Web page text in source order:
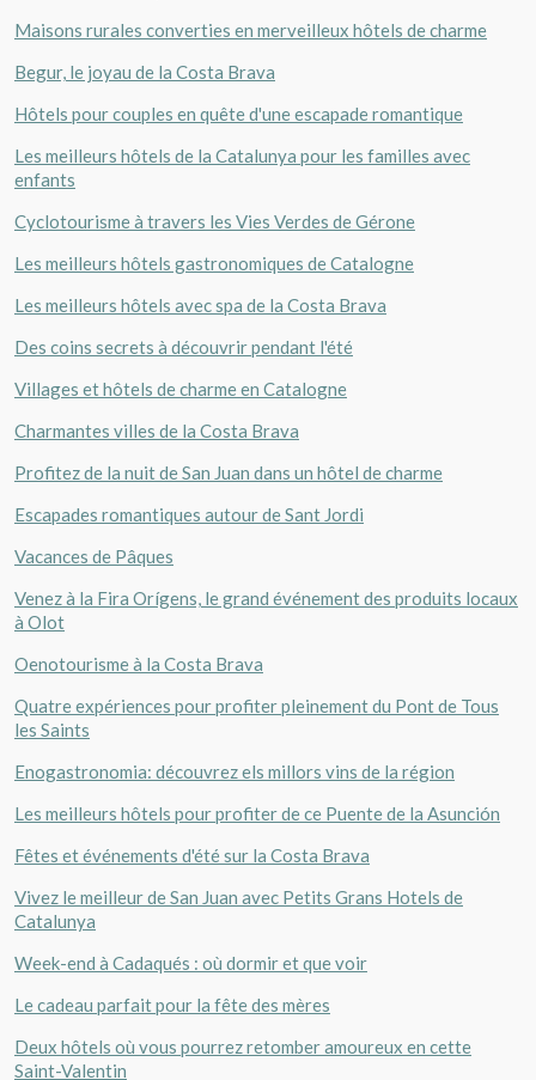
Maisons rurales converties en merveilleux hôtels de charme
Begur, le joyau de la Costa Brava
Hôtels pour couples en quête d'une escapade romantique
Les meilleurs hôtels de la Catalunya pour les familles avec
enfants
Cyclotourisme à travers les Vies Verdes de Gérone
Les meilleurs hôtels gastronomiques de Catalogne
Les meilleurs hôtels avec spa de la Costa Brava
Des coins secrets à découvrir pendant l'été
Villages et hôtels de charme en Catalogne
Charmantes villes de la Costa Brava
Profitez de la nuit de San Juan dans un hôtel de charme
Escapades romantiques autour de Sant Jordi
Vacances de Pâques
Venez à la Fira Orígens, le grand événement des produits locaux
à Olot
Oenotourisme à la Costa Brava
Quatre expériences pour profiter pleinement du Pont de Tous
les Saints
Enogastronomia: découvrez els millors vins de la région
Les meilleurs hôtels pour profiter de ce Puente de la Asunción
Fêtes et événements d'été sur la Costa Brava
Vivez le meilleur de San Juan avec Petits Grans Hotels de
Catalunya
Week-end à Cadaqués : où dormir et que voir
Le cadeau parfait pour la fête des mères
Deux hôtels où vous pourrez retomber amoureux en cette
Saint-Valentin